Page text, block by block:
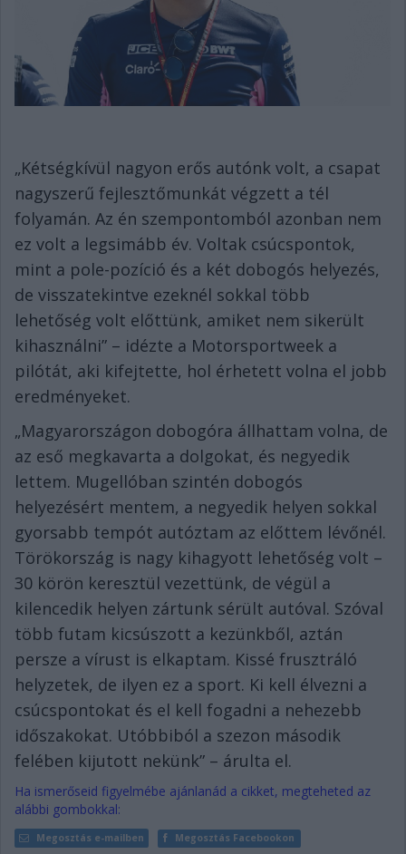
„Kétségkívül nagyon erős autónk volt, a csapat
nagyszerű fejlesztőmunkát végzett a tél
folyamán. Az én szempontomból azonban nem
ez volt a legsimább év. Voltak csúcspontok,
mint a pole-pozíció és a két dobogós helyezés,
de visszatekintve ezeknél sokkal több
lehetőség volt előttünk, amiket nem sikerült
kihasználni” – idézte a Motorsportweek a
pilótát, aki kifejtette, hol érhetett volna el jobb
eredményeket.
„Magyarországon dobogóra állhattam volna, de
az eső megkavarta a dolgokat, és negyedik
lettem. Mugellóban szintén dobogós
helyezésért mentem, a negyedik helyen sokkal
gyorsabb tempót autóztam az előttem lévőnél.
Törökország is nagy kihagyott lehetőség volt –
30 körön keresztül vezettünk, de végül a
kilencedik helyen zártunk sérült autóval. Szóval
több futam kicsúszott a kezünkből, aztán
persze a vírust is elkaptam. Kissé frusztráló
helyzetek, de ilyen ez a sport. Ki kell élvezni a
csúcspontokat és el kell fogadni a nehezebb
időszakokat. Utóbbiból a szezon második
felében kijutott nekünk” – árulta el.
Ha ismerőseid figyelmébe ajánlanád a cikket, megteheted az
alábbi gombokkal:
Megosztás e-mailben Megosztás Facebookon